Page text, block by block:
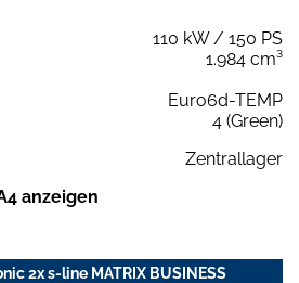
110 kW / 150 PS
1.984 cm³
Euro6d-TEMP
4 (Green)
Zentrallager
anzeigen
2x s-line MATRIX BUSINESS